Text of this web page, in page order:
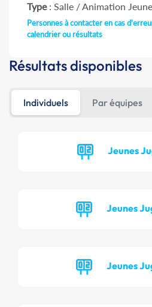
Type: Salle / Animation
Personnes à contacter en cas
calendrier ou résultats
Résultats disponibles
Individuels Par équipes
Jeunes
Jeunes
Jeunes